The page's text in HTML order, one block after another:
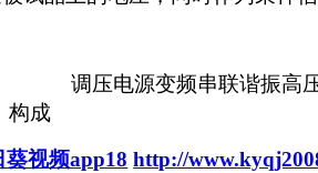
调压电源变频串联谐振高
构成
葵视频app18 http://